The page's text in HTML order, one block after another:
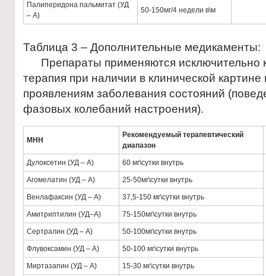
Палиперидона пальмитат (УД
– А)
50-150мг/4 недели в\м
Таблица 3 – Дополнительные медикаменты:
Препараты применяются исключительно
терапия при наличии в клинической
проявлениям заболевания состояний
фазовых колебаний настроения).
МНН
Рекомендуемый терапевтический
диапазон
Дулоксетин (УД – А) 60 мг\сутки внутрь
Агомелатин (УД – А) 25-50мг\сутки внутрь
Венлафаксин (УД – А) 37,5-150 мг\сутки внутрь
Амитриптилин (УД–А) 75-150мг\сутки внутрь
Сертралин (УД – А) 50-100мг\сутки внутрь
Флувоксамин (УД – А) 50-100 мг\сутки внутрь
Миртазапин (УД – А) 15-30 мг\сутки внутрь